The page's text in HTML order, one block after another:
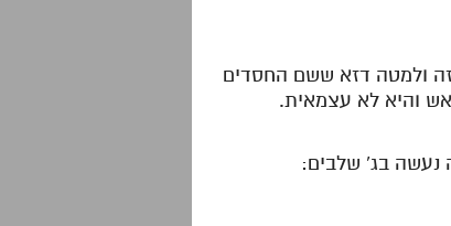
ולמטה דזא ששם החסדים
והיא לא עצמאית.